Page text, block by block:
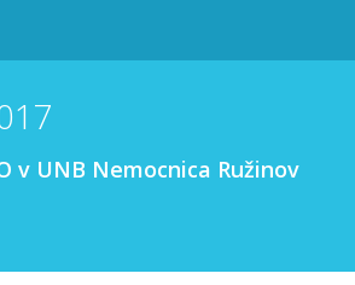
v UNB Nemocnica Ružinov